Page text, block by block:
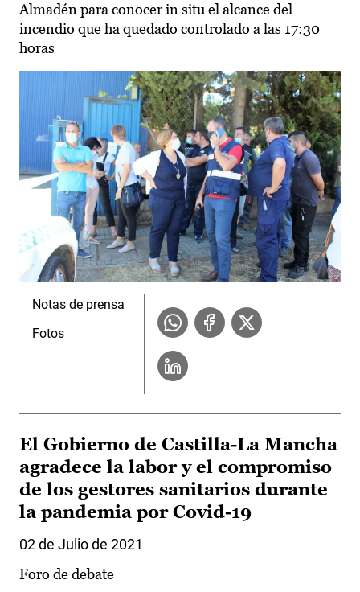
Almadén para conocer in situ el alcance del
incendio que ha quedado controlado a las 17:30
horas
Notas de prensa
Fotos
El Gobierno de Castilla-La Mancha
agradece la labor y el compromiso
de los gestores sanitarios durante
la pandemia por Covid-19
02 de Julio de 2021
Foro de debate